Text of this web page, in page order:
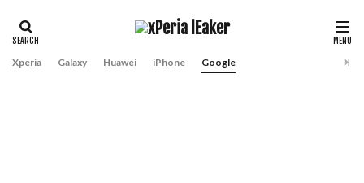
Xperia Galaxy Huawei iPhone Google